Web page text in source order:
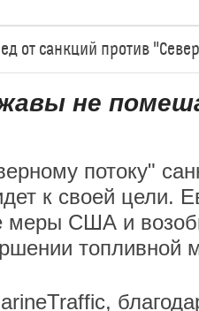
от санкций против
не
потоку"
к своей цели.
меры США и
топливной